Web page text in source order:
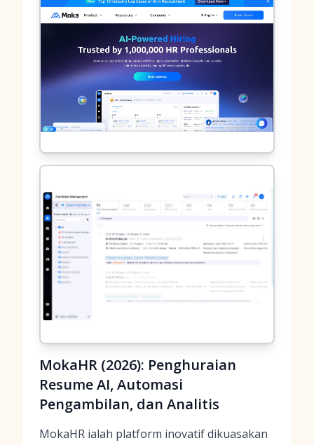
MokaHR (2026): Penghuraian
Resume AI, Automasi
Pengambilan, dan Analitis
MokaHR ialah platform inovatif dikuasakan